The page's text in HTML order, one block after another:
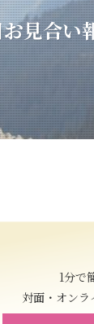
見合い
1分で
対面・オン